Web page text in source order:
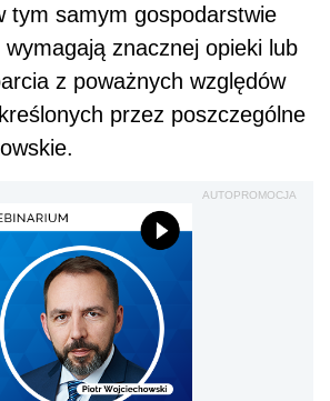
tym samym gospodarstwie
znacznej opieki lub
z poważnych względów
przez poszczególne
AUTOPROMOCJA